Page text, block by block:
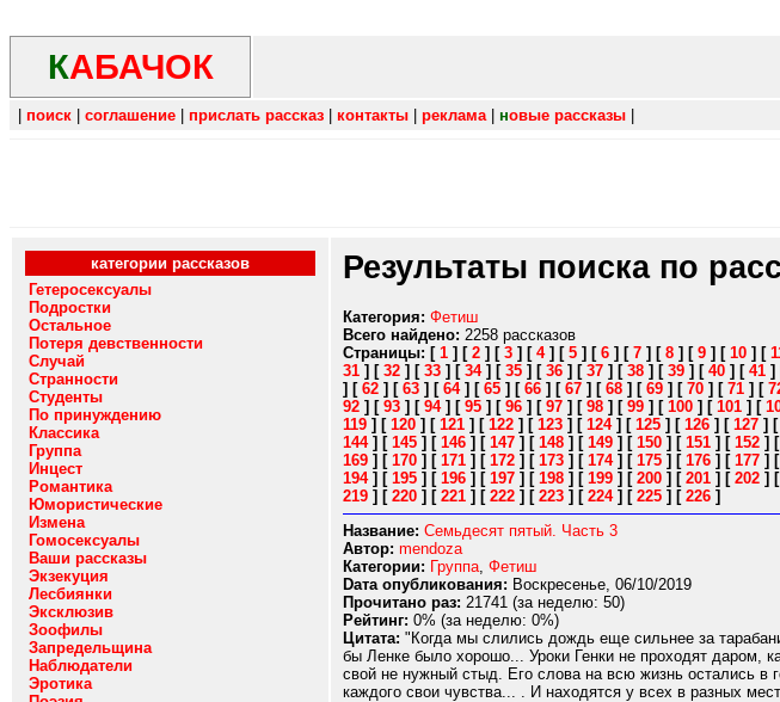
КАБАЧОК
поиск соглашение прислать рассказ контакты реклама| новые рассказы
категории рассказов
Гетеросексуалы
Подростки
Остальное
Потеря девственности
Случай
Странности
Студенты
По принуждению
Классика
Группа
Инцест
Романтика
Юмористические
Измена
Гомосексуалы
Ваши рассказы
Экзекуция
Лесбиянки
Эксклюзив
Зоофилы
Запредельщина
Наблюдатели
Эротика
Результаты поиска по
Категория: Фетиш
Всего найдено: 2258 рассказов
Страницы: [ 1 ] [ 2 ] [ 3 ] [ 4] [ 5 ] [ 6 ] [ 7 ] [ 8 ] [ 9 ] [ 10 ] [
31 ] [ 32 ] [ 33 ] [ 34] [ 35 ] [ 36 ] [ 37 ] [ 38 ] [ 39 ] [ 40 ] [ 41 ]
] [ 62 ] [ 63 ] [ 64] [ 65 ] [ 66 ] [ 67 ] [ 68 ] [ 69 ] [ 70 ] [ 71 ] [
92 ] [ 93 ] [ 94] [ 95 ] [ 96 ] [ 97 ] [ 98 ] [ 99 ] [ 100 ] [ 101 ] [
119 ] [ 120 ] [ 121 ] [ 122 ] [ 123 ] [ 124] [ 125 ] [ 126 ] [ 127 ] [
144] [ 145 ] [ 146 ] [ 147 ] [ 148 ] [ 149 ] [ 150 ] [ 151 ] [ 152 ] [
169 ] [ 170 ] [ 171 ] [ 172 ] [ 173 ] [ 174] [ 175 ] [ 176 ] [ 177 ] [
194] [ 195 ] [ 196 ] [ 197 ] [ 198 ] [ 199 ] [ 200 ] [ 201 ] [ 202 ] [
219 ] [ 220 ] [ 221 ] [ 222 ] [ 223 ] [ 224] [ 225 ] [ 226 ]
Название: Семьдесят пятый. Часть 3
Автор: mendoza
Категории: Группа, Фетиш
Dата опубликования: Воскресенье, 06/10/2019
Прочитано раз: 21741 (за неделю: 50)
Рейтинг: 0% (за неделю: 0%)
Цитата: "Когда мы слились дождь еще сильнее за
бы Ленке было хорошо... Уроки Генки не проходят даром,
свой не нужный стыд. Его слова на всю жизнь остались в
каждого свои чувства... . И находятся у всех в разных